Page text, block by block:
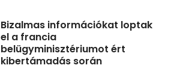
Bizalmas információkat loptak
el a francia
belügyminisztériumot ért
kibertámadás során